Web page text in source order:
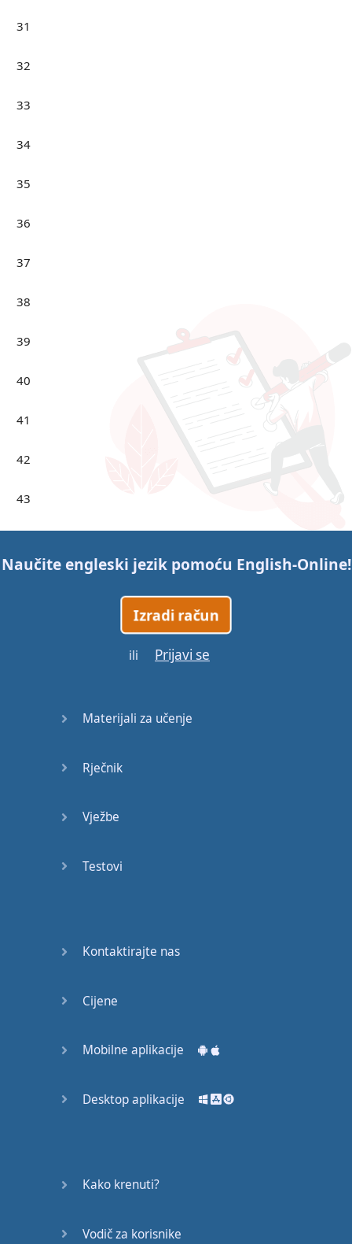
31
32
33
34
35
36
37
38
39
40
41
42
43
Naučite engleski jezik pomoću English-Online!
Izradi račun
ili Prijavi se
Materijali za učenje
Rječnik
Vježbe
Testovi
Kontaktirajte nas
Cijene
Mobilne aplikacije
Desktop aplikacije
Kako krenuti?
Vodič za korisnike